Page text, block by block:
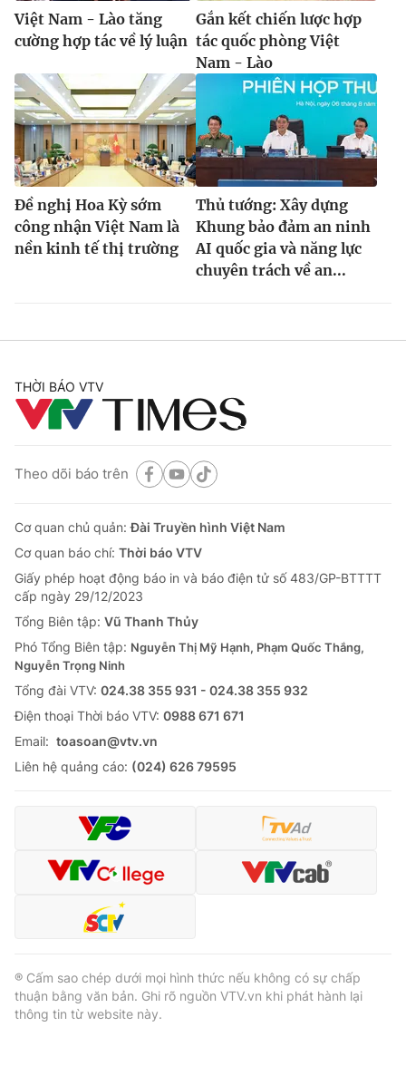
Việt Nam - Lào tăng
cường hợp tác về lý luận
Gắn kết chiến lược hợp
tác quốc phòng Việt
Nam - Lào
Đề nghị Hoa Kỳ sớm
công nhận Việt Nam là
nền kinh tế thị trường
Thủ tướng: Xây dựng
Khung bảo đảm an ninh
AI quốc gia và năng lực
chuyên trách về an...
THỜI BÁO VTV
Theo dõi báo trên
Cơ quan chủ quản:Đài Truyền hình Việt Nam
Cơ quan báo chí: Thời báo VTV
Giấy phép hoạt động báo in và báo điện tử số 483/GP-BTTTT
cấp ngày 29/12/2023
Tổng Biên tập: Vũ Thanh Thủy
Phó Tổng Biên tập: Nguyễn Thị Mỹ Hạnh, Phạm Quốc Thắng,
Nguyễn Trọng Ninh
Tổng đài VTV: 024.38 355 931 - 024.38 355 932
Ðiện thoại Thời báo VTV: 0988 671 671
Email: toasoan@vtv.vn
Liên hệ quảng cáo: (024) 626 79595
® Cấm sao chép dưới mọi hình thức nếu không có sự chấp
thuận bằng văn bản. Ghi rõ nguồn VTV.vn khi phát hành lại
thông tin từ website này.